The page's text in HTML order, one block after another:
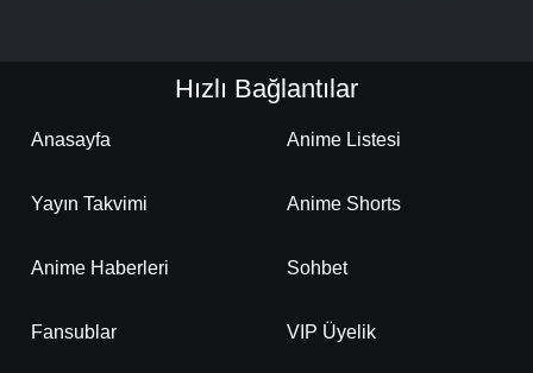
Hızlı Bağlantılar
Anasayfa Anime Listesi
Yayın Takvimi Anime Shorts
Anime Haberleri Sohbet
Fansublar VIP Üyelik